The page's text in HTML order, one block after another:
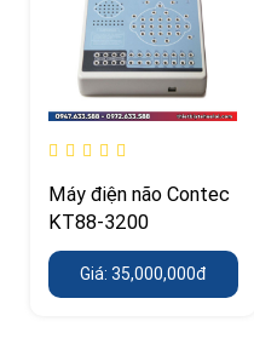
Máy điện não Contec
KT88-3200
Giá: 35,000,000đ